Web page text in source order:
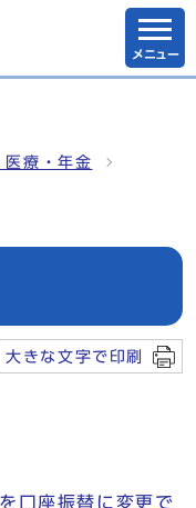
メニュー
医療・年金
大きな文字で印刷
口座振替に変更で